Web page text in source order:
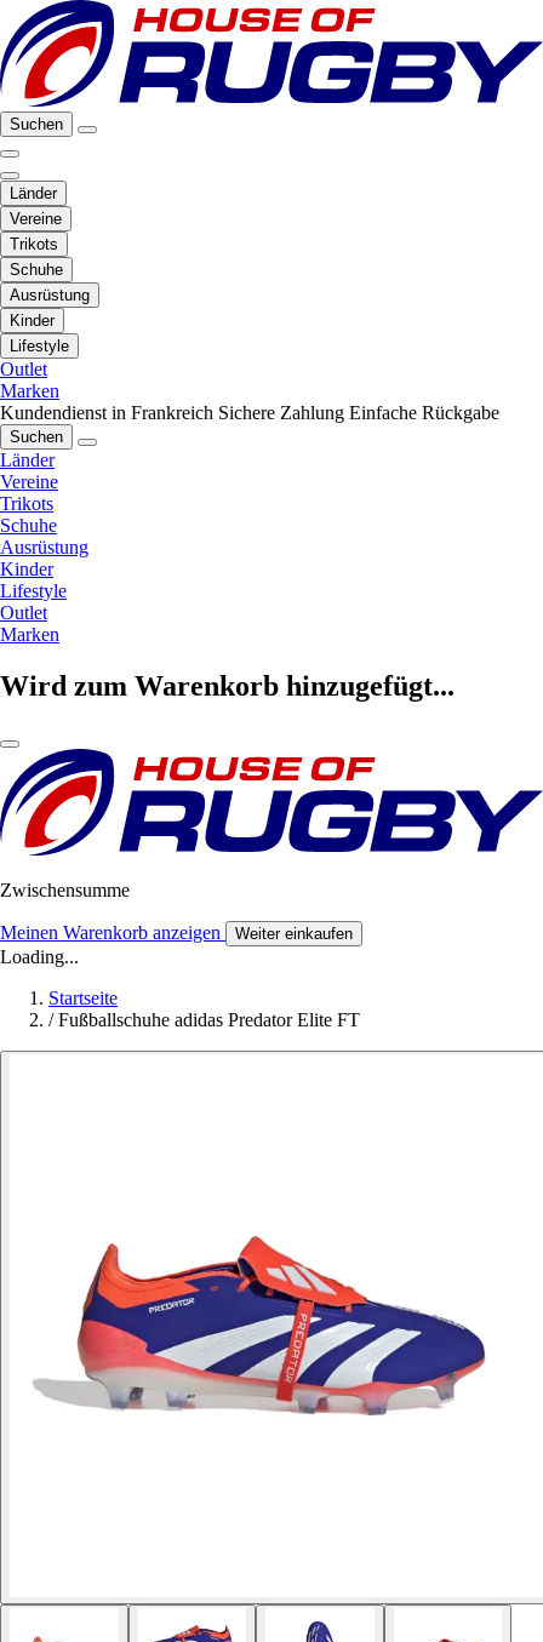
Suchen
Länder
Vereine
Trikots
Schuhe
Ausrüstung
Kinder
Lifestyle
Outlet
Marken
Kundendienst in Frankreich Sichere Zahlung Einfache Rückgabe
Suchen
Länder
Vereine
Trikots
Schuhe
Ausrüstung
Kinder
Lifestyle
Outlet
Marken
Wird zum Warenkorb hinzugefügt...
Zwischensumme
Meinen Warenkorb anzeigen Weiter einkaufen
Loading...
Startseite
/ Fußballschuhe adidas Predator Elite FT